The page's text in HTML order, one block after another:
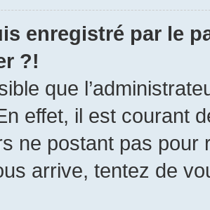
enregistré par le
?!
que
effet, il est courant
ne postant pas pour
arrive, tentez de